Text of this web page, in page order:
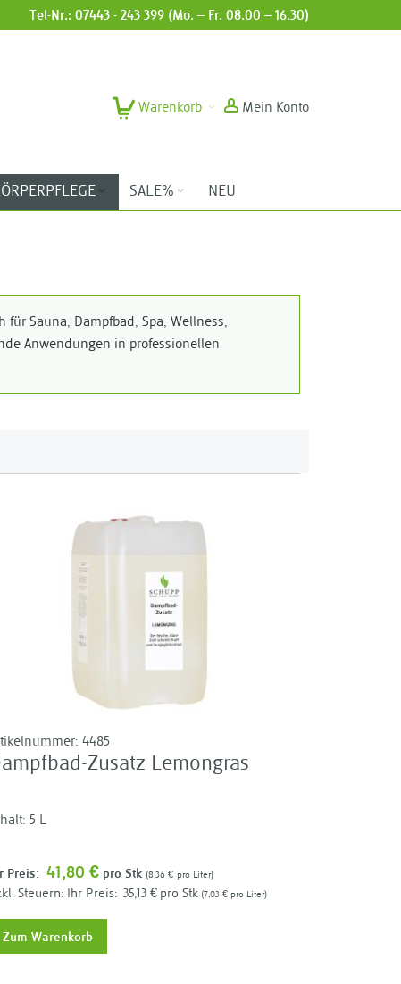
Tel-Nr.: 07443 - 243 399 (Mo. – Fr. 08.00 – 16.30)
Mein Konto
Warenkorb
SALE% NEU
Sauna, Dampfbad, Spa, Wellness,
Anwendungen in professionellen
4485
Zusatz Lemongras
5 L
Preis: 41,80 € pro Stk 8,36 € pro Liter
Ihr Preis: 35,13 € pro Stk 7,03 € pro Liter
Zum Warenkorb